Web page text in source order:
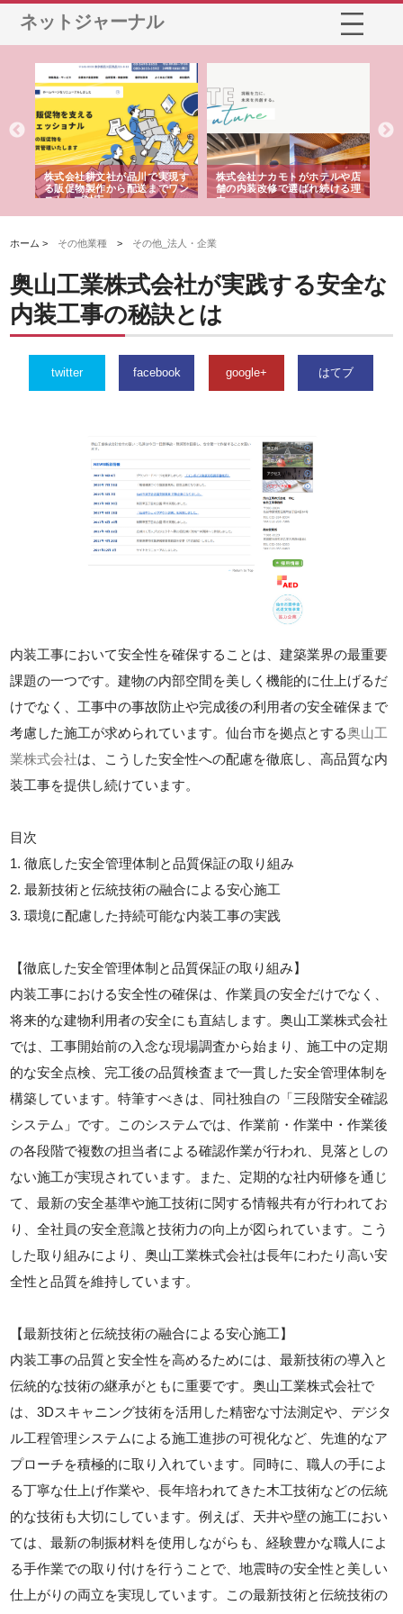
ネットジャーナル
株式会社耕文社が品川で実現す
る販促物製作から配送までワン
ストップ対応
株式会社ナカモトがホテルや店
舗の内装改修で選ばれ続ける理
由
ホーム > その他業種 > その他_法人・企業
奥山工業株式会社が実践する安全な
内装工事の秘訣とは
twitter facebook google+ はてブ
内装工事において安全性を確保することは、建築業界の最重要
課題の一つです。建物の内部空間を美しく機能的に仕上げるだ
けでなく、工事中の事故防止や完成後の利用者の安全確保まで
考慮した施工が求められています。仙台市を拠点とする奥山工
業株式会社は、こうした安全性への配慮を徹底し、高品質な内
装工事を提供し続けています。
目次
1. 徹底した安全管理体制と品質保証の取り組み
2. 最新技術と伝統技術の融合による安心施工
3. 環境に配慮した持続可能な内装工事の実践
【徹底した安全管理体制と品質保証の取り組み】
内装工事における安全性の確保は、作業員の安全だけでなく、
将来的な建物利用者の安全にも直結します。奥山工業株式会社
では、工事開始前の入念な現場調査から始まり、施工中の定期
的な安全点検、完工後の品質検査まで一貫した安全管理体制を
構築しています。特筆すべきは、同社独自の「三段階安全確認
システム」です。このシステムでは、作業前・作業中・作業後
の各段階で複数の担当者による確認作業が行われ、見落としの
ない施工が実現されています。また、定期的な社内研修を通じ
て、最新の安全基準や施工技術に関する情報共有が行われてお
り、全社員の安全意識と技術力の向上が図られています。こう
した取り組みにより、奥山工業株式会社は長年にわたり高い安
全性と品質を維持しています。
【最新技術と伝統技術の融合による安心施工】
内装工事の品質と安全性を高めるためには、最新技術の導入と
伝統的な技術の継承がともに重要です。奥山工業株式会社で
は、3Dスキャニング技術を活用した精密な寸法測定や、デジタ
ル工程管理システムによる施工進捗の可視化など、先進的なア
プローチを積極的に取り入れています。同時に、職人の手によ
る丁寧な仕上げ作業や、長年培われてきた木工技術などの伝統
的な技術も大切にしています。例えば、天井や壁の施工におい
ては、最新の制振材料を使用しながらも、経験豊かな職人によ
る手作業での取り付けを行うことで、地震時の安全性と美しい
仕上がりの両立を実現しています。この最新技術と伝統技術の